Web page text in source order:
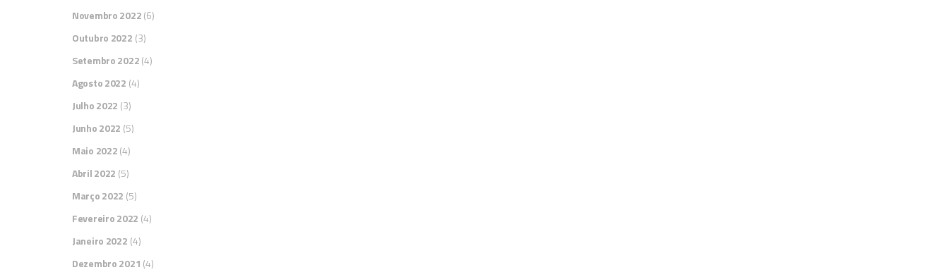
Novembro 2022(6)
Outubro 2022 (3)
Setembro 2022(4)
Agosto 2022 (4)
Julho 2022 (3)
Junho 2022 (5)
Maio 2022(4)
Abril 2022 (5)
Março 2022 (5)
Fevereiro 2022 (4)
Janeiro 2022 (4)
Dezembro 2021 (4)